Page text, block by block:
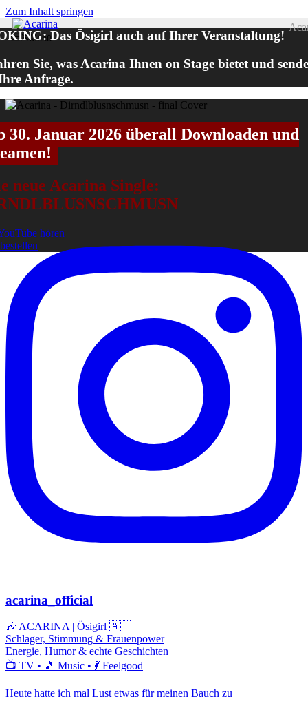
Zum Inhalt springen
MenüDas Ösigirl auch auf Ihrer Veranstaltung!
Sie, was Acarina Ihnen on Stage bietet und
Anfrage.
30. Januar 2026 überall Downloaden und
neue Acarina Single:
hören
acarina_official
🎶 ACARINA | Ösigirl 🇦🇹
Schlager, Stimmung & Frauenpower
Energie, Humor & echte Geschichten
📺 TV • 🎵 Music • 💃 Feelgood
Heute hatte ich mal Lust etwas für meinen Bauch zu